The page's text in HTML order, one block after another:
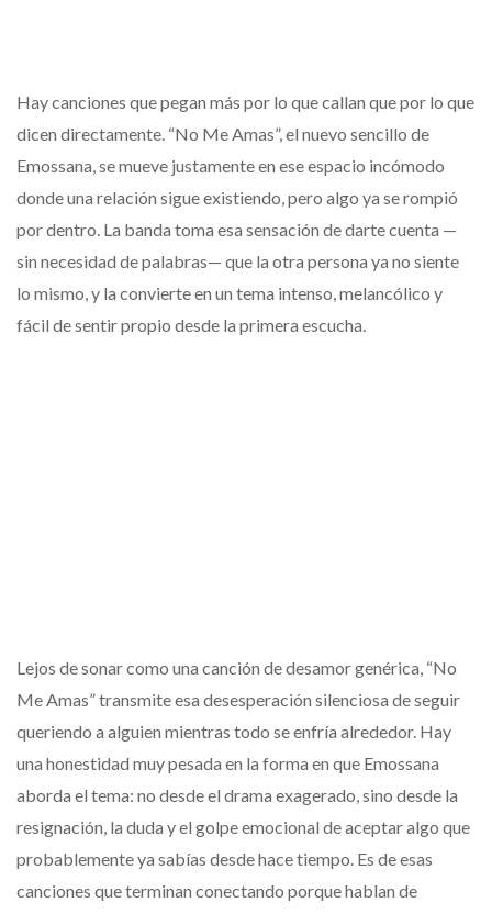
Hay canciones que pegan más por lo que callan que por lo que
dicen directamente. “No Me Amas”, el nuevo sencillo de
Emossana, se mueve justamente en ese espacio incómodo
donde una relación sigue existiendo, pero algo ya se rompió
por dentro. La banda toma esa sensación de darte cuenta —
sin necesidad de palabras— que la otra persona ya no siente
lo mismo, y la convierte en un tema intenso, melancólico y
fácil de sentir propio desde la primera escucha.
Lejos de sonar como una canción de desamor genérica, “No
Me Amas” transmite esa desesperación silenciosa de seguir
queriendo a alguien mientras todo se enfría alrededor. Hay
una honestidad muy pesada en la forma en que Emossana
aborda el tema: no desde el drama exagerado, sino desde la
resignación, la duda y el golpe emocional de aceptar algo que
probablemente ya sabías desde hace tiempo. Es de esas
canciones que terminan conectando porque hablan de